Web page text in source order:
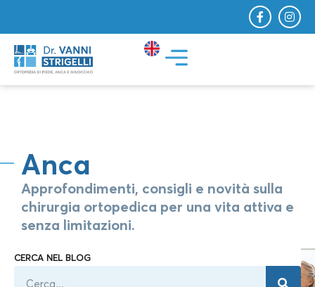
Anca
Approfondimenti, consigli e novità sulla
chirurgia ortopedica per una vita attiva e
senza limitazioni.
CERCA NEL BLOG